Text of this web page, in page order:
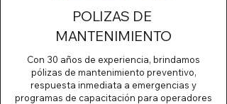
POLIZAS DE
MANTENIMIENTO
Con 30 años de experiencia, brindamos
pólizas de mantenimiento preventivo,
respuesta inmediata a emergencias y
programas de capacitación para operadores